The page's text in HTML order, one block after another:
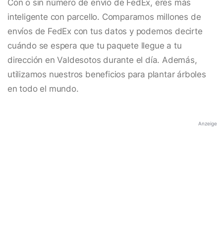
Con o sin número de envío de FedEx, eres más
inteligente con parcello. Comparamos millones de
envíos de FedEx con tus datos y podemos decirte
cuándo se espera que tu paquete llegue a tu
dirección en Valdesotos durante el día. Además,
utilizamos nuestros beneficios para plantar árboles
en todo el mundo.
Anzeige